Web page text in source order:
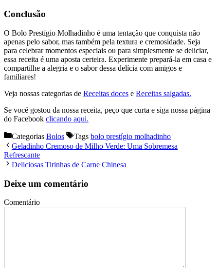
Conclusão
O Bolo Prestígio Molhadinho é uma tentação que conquista não
apenas pelo sabor, mas também pela textura e cremosidade. Seja
para celebrar momentos especiais ou para simplesmente se deliciar,
essa receita é uma aposta certeira. Experimente prepará-la em casa e
compartilhe a alegria e o sabor dessa delícia com amigos e
familiares!
Veja nossas categorias de Receitas doces e Receitas salgadas.
Se você gostou da nossa receita, peço que curta e siga nossa página
do Facebook clicando aqui.
Categorias Bolos Tags bolo prestígio molhadinho
Geladinho Cremoso de Milho Verde: Uma Sobremesa
Refrescante
Deliciosas Tirinhas de Carne Chinesa
Deixe um comentário
Comentário